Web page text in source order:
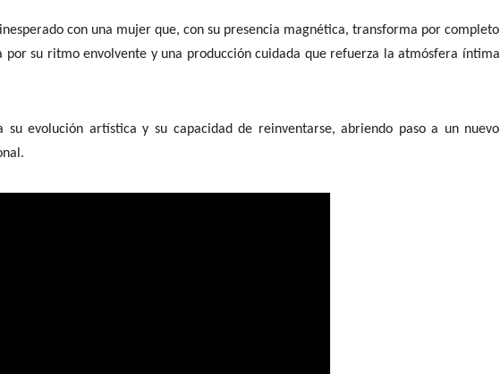
con una mujer que, con su presencia magnética, transforma por completo
por su ritmo envolvente y una producción cuidada que refuerza la atmósfera íntima
evolución artística y su capacidad de reinventarse, abriendo paso a un nuevo